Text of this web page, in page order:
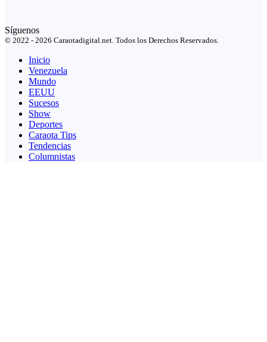
Síguenos
© 2022 - 2026 Caraotadigital.net. Todos los Derechos Reservados.
Inicio
Venezuela
Mundo
EEUU
Sucesos
Show
Deportes
Caraota Tips
Tendencias
Columnistas